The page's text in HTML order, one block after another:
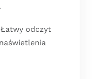
Łatwy odczyt